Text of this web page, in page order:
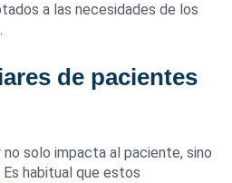
a las necesidades de los
de pacientes
solo impacta al paciente, sino
habitual que estos